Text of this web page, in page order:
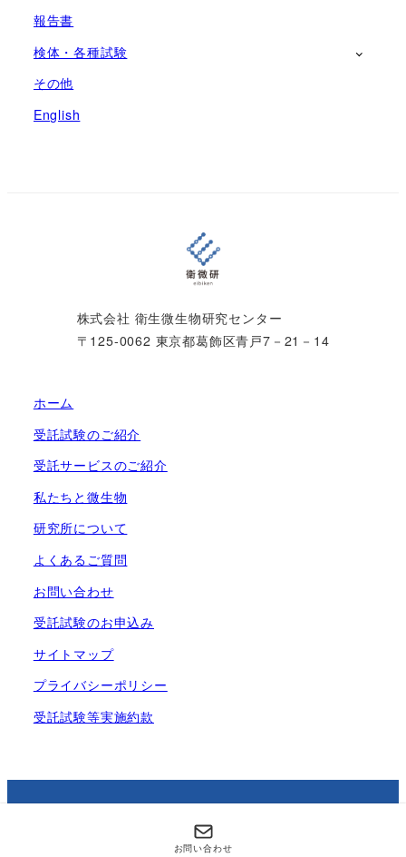
報告書
検体・各種試験
その他
English
株式会社 衛生微生物研究センター
〒125-0062 東京都葛飾区青戸7－21－14
ホーム
受託試験のご紹介
受託サービスのご紹介
私たちと微生物
研究所について
よくあるご質問
お問い合わせ
受託試験のお申込み
サイトマップ
プライバシーポリシー
受託試験等実施約款
All Rights Reserved.
お問い合わせ